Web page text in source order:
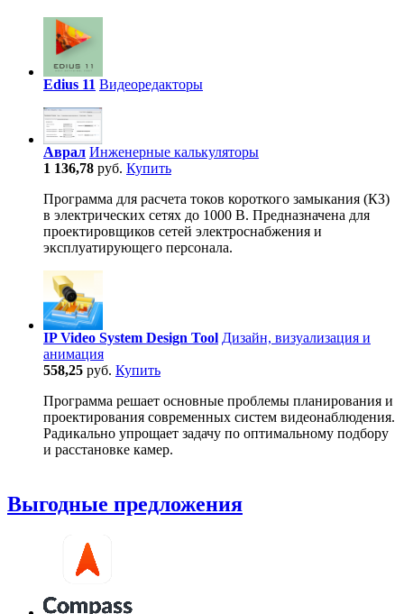
Edius 11 Видеоредакторы
Аврал Инженерные калькуляторы
1 136,78 руб. Купить
Программа для расчета токов короткого замыкания (КЗ)
в электрических сетях до 1000 В. Предназначена для
проектировщиков сетей электроснабжения и
эксплуатирующего персонала.
IP Video System Design Tool Дизайн, визуализация и
анимация
558,25 руб. Купить
Программа решает основные проблемы планирования и
проектирования современных систем видеонаблюдения.
Радикально упрощает задачу по оптимальному подбору
и расстановке камер.
Выгодные предложения